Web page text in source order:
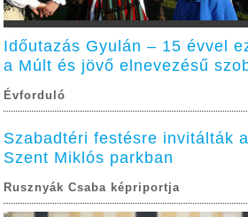
Időutazás Gyulán – 15 évvel
a Múlt és jövő elnevezésű
Évforduló
Szabadtéri festésre invitálták
Szent Miklós parkban
Rusznyák Csaba képriportja